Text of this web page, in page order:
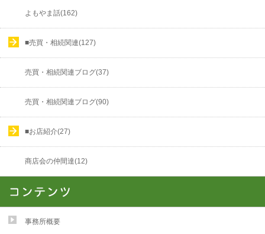
よもやま話(162)
■売買・相続関連(127)
売買・相続関連ブログ(37)
売買・相続関連ブログ(90)
■お店紹介(27)
商店会の仲間達(12)
事務所概要